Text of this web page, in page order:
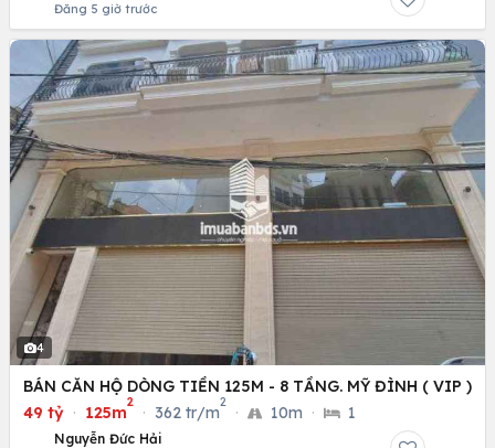
Đăng 5 giờ trước
4
BÁN CĂN HỘ DÒNG TIỀN 125M - 8 TẦNG. MỸ ĐÌNH ( VIP )
49 tỷ · 125m
2
· 362 tr/m
2
· 10m · 1
Nguyễn Đức Hải